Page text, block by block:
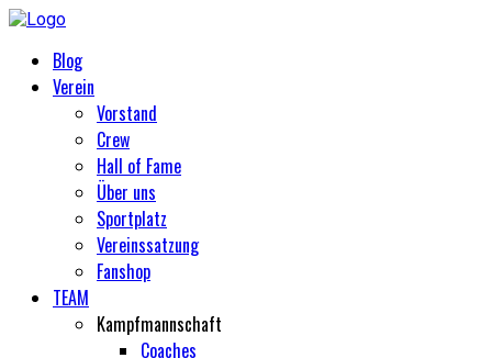
Blog
Verein
Vorstand
Crew
Hall of Fame
Über uns
Sportplatz
Vereinssatzung
Fanshop
TEAM
Kampfmannschaft
Coaches